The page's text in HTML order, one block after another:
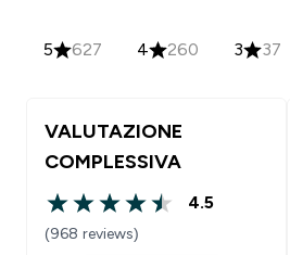
5 627 4 260 3 37
VALUTAZIONE
COMPLESSIVA
4.5 out of 5 stars
4.5
(968 reviews)